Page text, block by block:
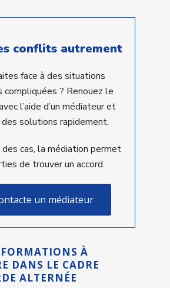
conflits autrement
face à des situations
compliquées ? Renouez le
l’aide d’un médiateur et
solutions rapidement.
cas, la médiation permet
de trouver un accord.
un médiateur
À
DANS LE CADRE
ALTERNÉE